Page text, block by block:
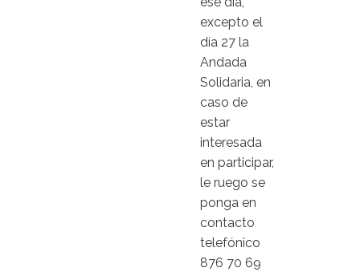
excepto el
día 27 la
Andada
Solidaria, en
caso de
estar
interesada
en participar,
le ruego se
ponga en
contacto
telefónico
876 70 69